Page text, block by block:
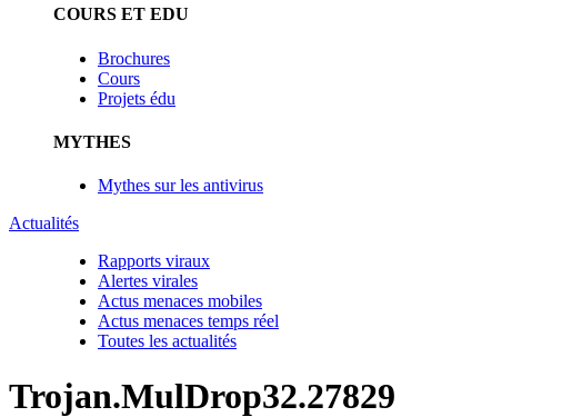
COURS ET EDU
Brochures
Cours
Projets édu
MYTHES
Mythes sur les antivirus
Actualités
Rapports viraux
Alertes virales
Actus menaces mobiles
Actus menaces temps réel
Toutes les actualités
Trojan.MulDrop32.27829